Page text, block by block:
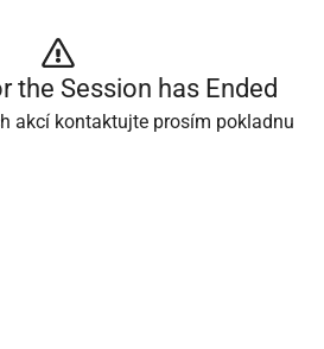
the Session has Ended
akcí kontaktujte prosím pokladnu